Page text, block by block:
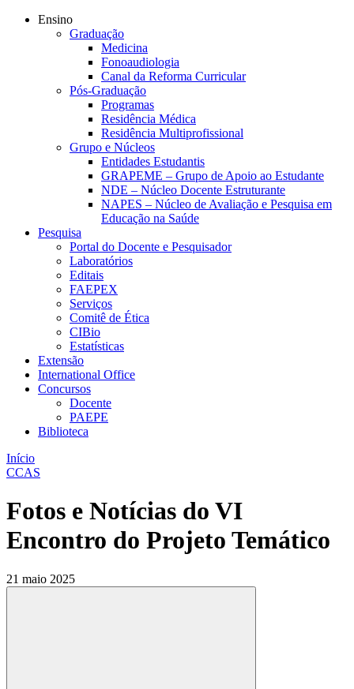
Ensino
Graduação
Medicina
Fonoaudiologia
Canal da Reforma Curricular
Pós-Graduação
Programas
Residência Médica
Residência Multiprofissional
Grupo e Núcleos
Entidades Estudantis
GRAPEME – Grupo de Apoio ao Estudante
NDE – Núcleo Docente Estruturante
NAPES – Núcleo de Avaliação e Pesquisa em
Educação na Saúde
Pesquisa
Portal do Docente e Pesquisador
Laboratórios
Editais
FAEPEX
Serviços
Comitê de Ética
CIBio
Estatísticas
Extensão
International Office
Concursos
Docente
PAEPE
Biblioteca
Início
CCAS
Fotos e Notícias do VI
Encontro do Projeto Temático
21 maio 2025